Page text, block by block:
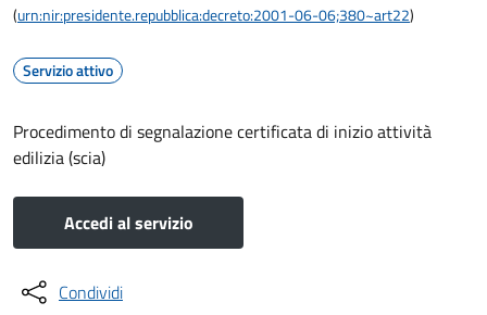
(urn:nir:presidente.repubblica:decreto:2001-06-06;380~art22)
Servizio attivo
Procedimento di segnalazione certificata di inizio attività
edilizia (scia)
Accedi al servizio
Condividi